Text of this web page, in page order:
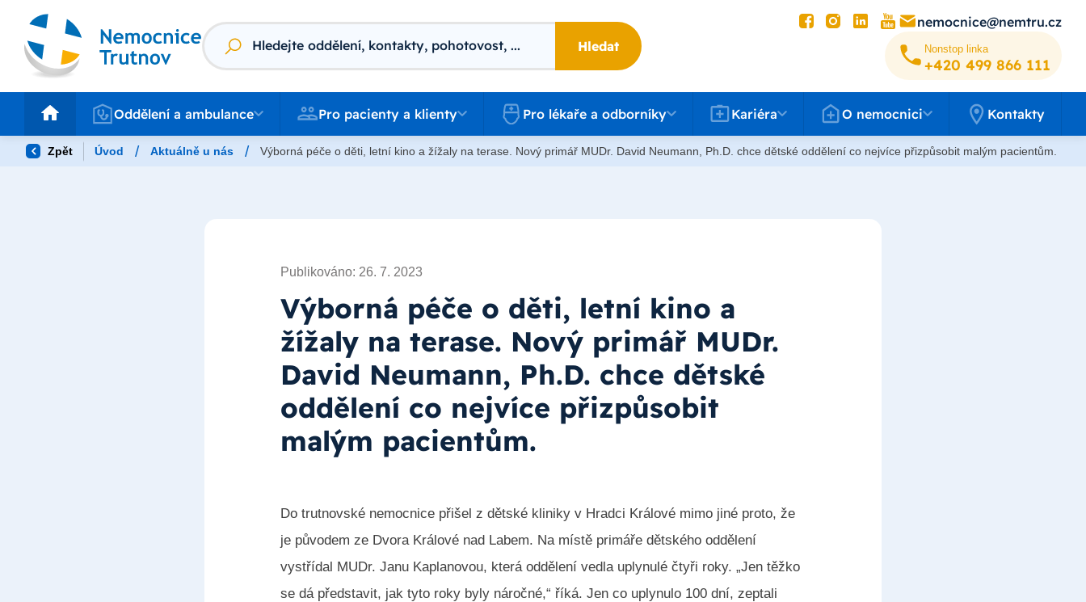
Vyhledávání
Hledat
nemocnice@nemtru.cz
Nonstop linka
+420 499 8­66 111
Oddělení a ambulance
Oddělení a ambulance Pro pacienty a klienty
Pro lékaře a odborníky
Pro lékaře a odborníky
Kariéra
Kariéra
O nemocnici
O nemocnici Kontakty
Zpět Úvod / Aktuálně u nás / Výborná péče o děti, letní kino a žížaly na terase. Nový primář MUDr. David Neumann, Ph.D. chce dětské oddělení co nejvíce přizpůsobit malým pacientům.
Publikováno: 26. 7. 2023
Výborná péče o děti, letní kino a
žížaly na terase. Nový primář MUDr.
David Neumann, Ph.D. chce dětské
oddělení co nejvíce přizpůsobit
malým pacientům.
Do trutnovské nemocnice přišel z dětské kliniky v Hradci Králové mimo jiné proto, že
je původem ze Dvora Králové nad Labem. Na místě primáře dětského oddělení
vystřídal MUDr. Janu Kaplanovou, která oddělení vedla uplynulé čtyři roky. „Jen těžko
se dá představit, jak tyto roky byly náročné,“ říká. Jen co uplynulo 100 dní, zeptali